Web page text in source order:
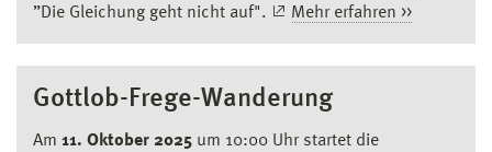
”Die Gleichung geht nicht auf".
Mehr erfahren >>
Gottlob-Frege-Wanderung
Am 11. Oktober 2025 um 10:00 Uhr startet die